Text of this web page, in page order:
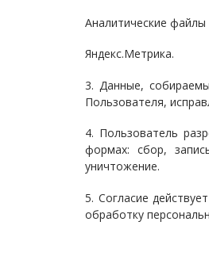
Аналитические
Яндекс.Метрика.
3. Данные,
Пользователя,
4. Пользователь
формах: сбор,
уничтожение.
5. Согласие
обработку